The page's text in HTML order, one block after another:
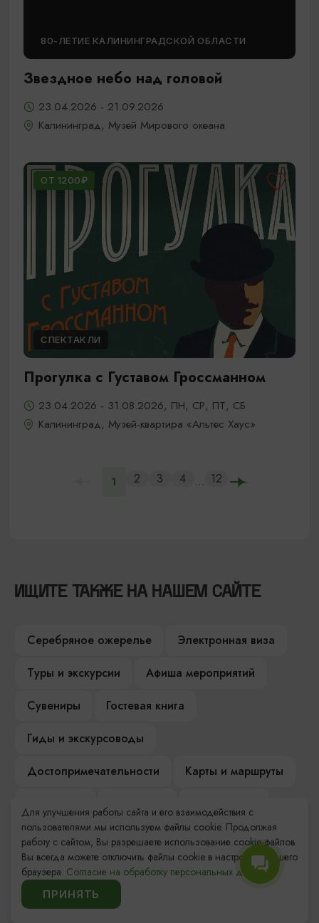
80-ЛЕТИЕ КАЛИНИНГРАДСКОЙ ОБЛАСТИ
Звездное небо над головой
23.04.2026 - 21.09.2026
Калининград, Музей Мирового океана
ОТ 1200₽
СПЕКТАКЛИ
Прогулка с Густавом Гроссманном
23.04.2026 - 31.08.2026, ПН, СР, ПТ, СБ
Калининград, Музей-квартира «Альтес Хаус»
1 2 3 4 ... 12
ИЩИТЕ ТАКЖЕ НА НАШЕМ САЙТЕ
Серебряное ожерелье
Электронная виза
Туры и экскурсии
Афиша мероприятий
Сувениры
Гостевая книга
Гиды и экскурсоводы
Достопримечательности
Карты и маршруты
Компас Балтийской кухни
Настоящий Калининградец
Музеи
Для улучшения работы сайта и его взаимодействия с
пользователями мы используем файлы cookie. Продолжая
работу с сайтом, Вы разрешаете использование cookie-файлов.
Вы всегда можете отключить файлы cookie в настройках Вашего
браузера. Согласие на обработку персональных данных.
ПРИНЯТЬ